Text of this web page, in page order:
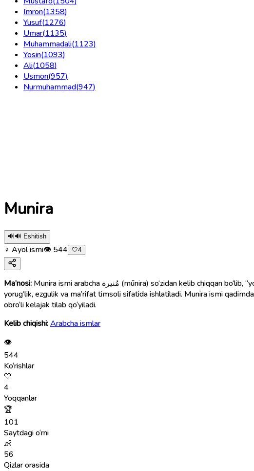
Imron(1358)
Yusuf(1276)
Umar(1135)
Muhammadali(1123)
Yosin(1093)
Ali(1058)
Usmon(957)
Nurmuhammad(947)
Munira
🔊🔊 Eshitish
♀ Ayol ismi👁 544 🤍4
Ma’nosi: Munira ismi arabcha مُنيرة (mūnira) so‘zidan kelib chiqqan bo‘lib, “yorqin, nurli, obro‘li, nur sochuvchi, yuzidan nur taraluvchi, saodatmand qiz” degan ma’nolarni anglatadi. Bu ism ko‘pincha
yorug‘lik, ezgulik va ma’rifat timsoli sifatida ishlatiladi. Munira ismi
obro‘li kelajak tilab qo‘yiladi.
Kelib chiqishi:Arabcha ismlar
👁
544
Ko‘rishlar
🤍
4
Yoqqanlar
🏆
101
Saytdagi o‘rni
👶
56
Qizlar orasida